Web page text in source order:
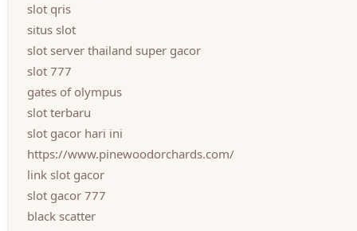
slot qris
situs slot
slot server thailand super gacor
slot 777
gates of olympus
slot terbaru
slot gacor hari ini
https://www.pinewoodorchards.com/
link slot gacor
slot gacor 777
black scatter